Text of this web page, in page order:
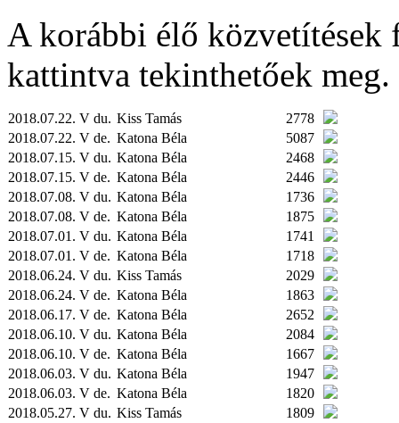
A korábbi élő közvetítések
kattintva tekinthetőek meg.
2018.07.22. V du. Kiss Tamás
2778
2018.07.22. V de. Katona Béla
5087
2018.07.15. V du. Katona Béla
2468
2018.07.15. V de. Katona Béla
2446
2018.07.08. V du. Katona Béla
1736
2018.07.08. V de. Katona Béla
1875
2018.07.01. V du. Katona Béla
1741
2018.07.01. V de. Katona Béla
1718
2018.06.24. V du. Kiss Tamás
2029
2018.06.24. V de. Katona Béla
1863
2018.06.17. V de. Katona Béla
2652
2018.06.10. V du. Katona Béla
2084
2018.06.10. V de. Katona Béla
1667
2018.06.03. V du. Katona Béla
1947
2018.06.03. V de. Katona Béla
1820
2018.05.27. V du. Kiss Tamás
1809